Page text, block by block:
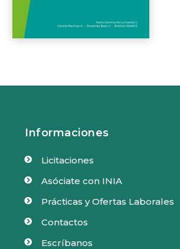
Informaciones
 Licitaciones
 Asóciate con INIA
 Prácticas y Ofertas Laborales
 Contactos
 Escríbanos